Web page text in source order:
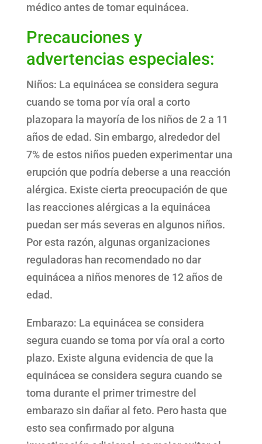
médico antes de tomar equinácea.
Precauciones y
advertencias especiales:
Niños: La equinácea se considera segura
cuando se toma por vía oral a corto
plazopara la mayoría de los niños de 2 a 11
años de edad. Sin embargo, alrededor del
7% de estos niños pueden experimentar una
erupción que podría deberse a una reacción
alérgica. Existe cierta preocupación de que
las reacciones alérgicas a la equinácea
puedan ser más severas en algunos niños.
Por esta razón, algunas organizaciones
reguladoras han recomendado no dar
equinácea a niños menores de 12 años de
edad.
Embarazo: La equinácea se considera
segura cuando se toma por vía oral a corto
plazo. Existe alguna evidencia de que la
equinácea se considera segura cuando se
toma durante el primer trimestre del
embarazo sin dañar al feto. Pero hasta que
esto sea confirmado por alguna